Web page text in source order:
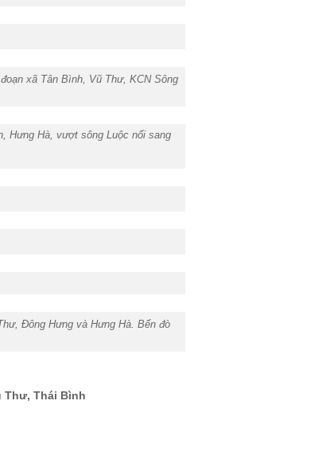
xã Tân Bình, Vũ Thư, KCN Sông
Hưng Hà, vượt sông Luộc nối sang
Đông Hưng và Hưng Hà. Bến đò